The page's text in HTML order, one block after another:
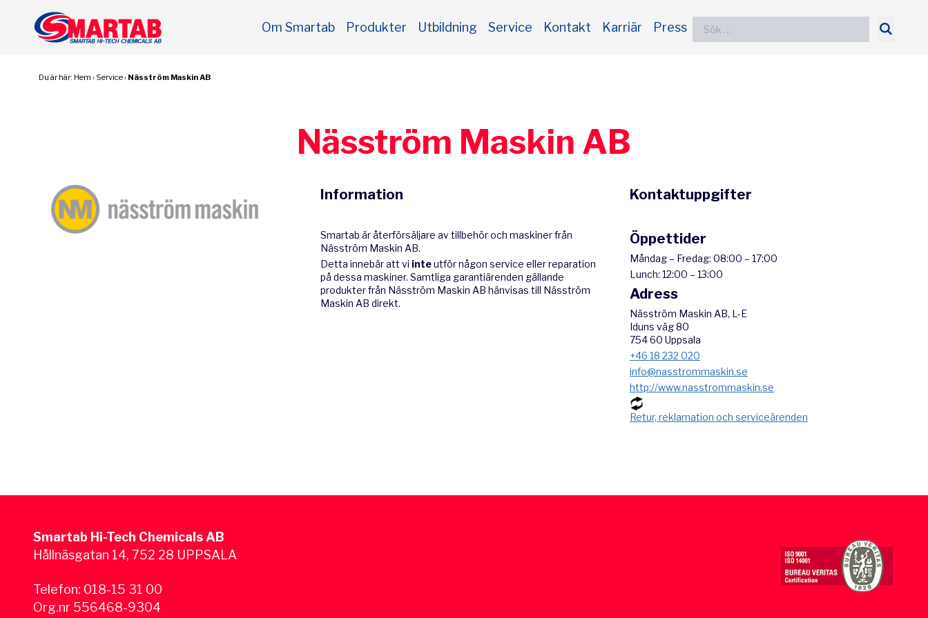
Om Smartab Produkter Utbildning Service Kontakt Karriär Press
Sök
Du är här: Hem › Service› Näsström Maskin AB
Näsström Maskin AB
Information
Smartab är återförsäljare av tillbehör och maskiner från
Näsström Maskin AB.
Detta innebär att vi inteutför någon service eller reparation
på dessa maskiner. Samtliga garantiärenden gällande
produkter från Näsström Maskin AB hänvisas till Näsström
Maskin AB direkt.
Kontaktuppgifter
Öppettider
Måndag – Fredag: 08:00 – 17:00
Lunch: 12:00 – 13:00
Adress
Näsström Maskin AB, L-E
Iduns väg 80
754 60 Uppsala
+46 18 232 020
info@nasstrommaskin.se
http://www.nasstrommaskin.se
Retur, reklamation och serviceärenden
Smartab Hi-Tech Chemicals AB
Hållnäsgatan 14, 752 28 UPPSALA
Telefon: 018-15 31 00
Org.nr 556468-9304